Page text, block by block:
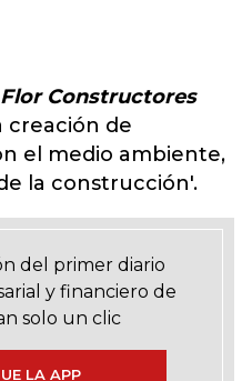
Constructores
creación de
el medio ambiente,
la construcción'.
del primer diario
y financiero de
solo un clic
LA APP